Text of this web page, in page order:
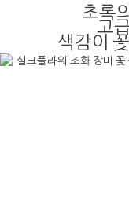
초록
고
색감이